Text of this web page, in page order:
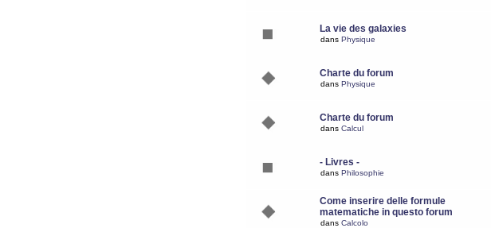
La vie des galaxies
dans Physique
Charte du forum
dans Physique
Charte du forum
dans Calcul
- Livres -
dans Philosophie
Come inserire delle formule
matematiche in questo forum
dans Calcolo